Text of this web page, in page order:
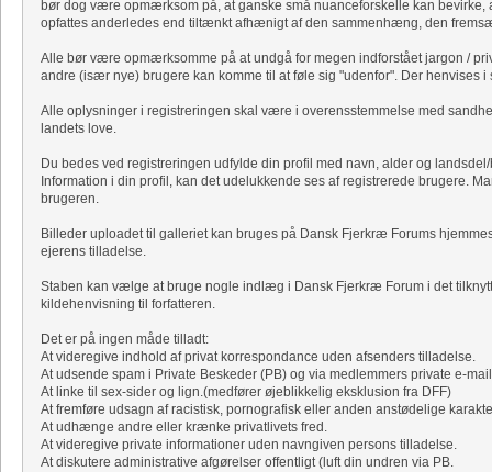
bør dog være opmærksom på, at ganske små nuanceforskelle kan
opfattes anderledes end tiltænkt afhænigt af den sammenhæng, den
Alle bør være opmærksomme på at undgå for megen indforstået jargon /
andre (især nye) brugere kan komme til at føle sig "udenfor". Der henvises i
Alle oplysninger i registreringen skal være i overensstemmelse med
landets love.
Du bedes ved registreringen udfylde din profil med navn, alder og
Information i din profil, kan det udelukkende ses af registrerede brugere.
brugeren.
Billeder uploadet til galleriet kan bruges på Dansk Fjerkræ Forums
ejerens tilladelse.
Staben kan vælge at bruge nogle indlæg i Dansk Fjerkræ Forum i det
kildehenvisning til forfatteren.
Det er på ingen måde tilladt:
At videregive indhold af privat korrespondance uden afsenders tilladelse.
At udsende spam i Private Beskeder (PB) og via medlemmers private e-
At linke til sex-sider og lign.(medfører øjeblikkelig eksklusion fra DFF)
At fremføre udsagn af racistisk, pornografisk eller anden anstødelige
At udhænge andre eller krænke privatlivets fred.
At videregive private informationer uden navngiven persons tilladelse.
At diskutere administrative afgørelser offentligt (luft din undren via PB.